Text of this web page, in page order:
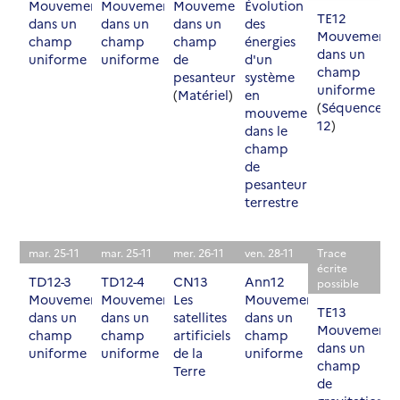
Mouvement
dans un
champ
uniforme
Mouvement
dans un
champ
uniforme
Mouvement
dans un
champ
de
pesanteur
(Matériel)
Évolution
des
énergies
d'un
système
en
mouvement
dans le
champ
de
pesanteur
terrestre
TE12
Mouvement
dans un
champ
uniforme
(Séquence
12)
mar. 25-11
TD12-3
Mouvement
dans un
champ
uniforme
mar. 25-11
TD12-4
Mouvement
dans un
champ
uniforme
mer. 26-11
CN13
Les
satellites
artificiels
de la
Terre
ven. 28-11
Ann12
Mouvement
dans un
champ
uniforme
Trace
écrite
possible
TE13
Mouvement
dans un
champ
de